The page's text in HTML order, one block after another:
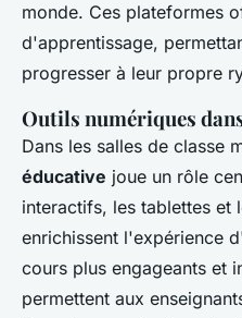
monde. Ces plateformes
d'apprentissage,
progresser à leur propre
Outils numériques
Dans les salles de classe
éducative joue un rôle
interactifs, les tablettes et
enrichissent l'expérience
cours plus engageants et
permettent aux